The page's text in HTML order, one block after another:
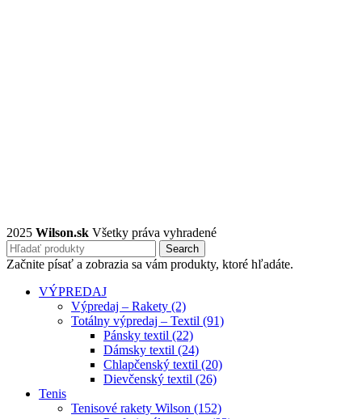
2025 Wilson.sk Všetky práva vyhradené
Search
Začnite písať a zobrazia sa vám produkty, ktoré hľadáte.
VÝPREDAJ
Výpredaj – Rakety (2)
Totálny výpredaj – Textil (91)
Pánsky textil (22)
Dámsky textil (24)
Chlapčenský textil (20)
Dievčenský textil (26)
Tenis
Tenisové rakety Wilson (152)